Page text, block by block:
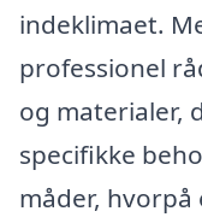
indeklimaet.
professionel
og materialer,
specifikke
måder,